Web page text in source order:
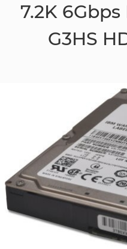
7.2K 6Gbps
G3HS